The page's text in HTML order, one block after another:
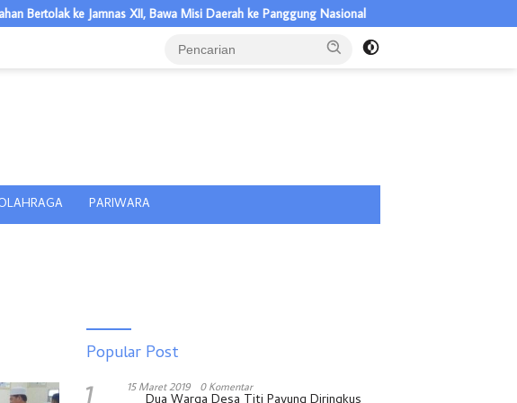
ke Jamnas XII, Bawa Misi Daerah ke Panggung Nasional
PARIWARA
Popular Post
15 Maret 2019 0 Komentar